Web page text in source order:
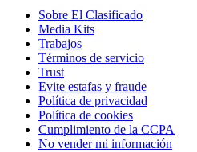
Sobre El Clasificado
Media Kits
Trabajos
Términos de servicio
Trust
Evite estafas y fraude
Política de privacidad
Política de cookies
Cumplimiento de la CCPA
No vender mi información